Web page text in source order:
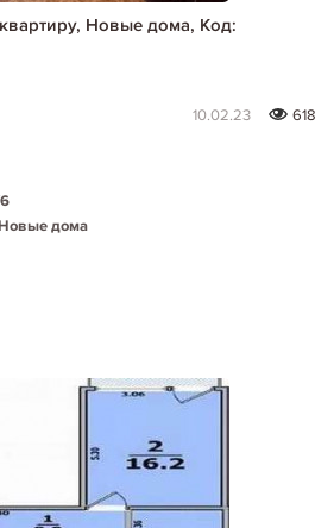
Новые дома, Код:
10.02.23
618
дома